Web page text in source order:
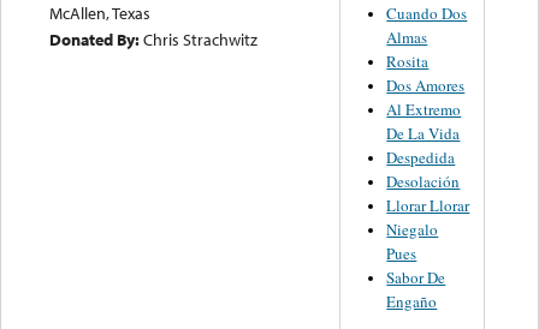
McAllen, Texas
Donated By:Chris Strachwitz
Cuando Dos
Almas
Rosita
Dos Amores
Al Extremo
De La Vida
Despedida
Desolación
Llorar Llorar
Niegalo
Pues
Sabor De
Engaño